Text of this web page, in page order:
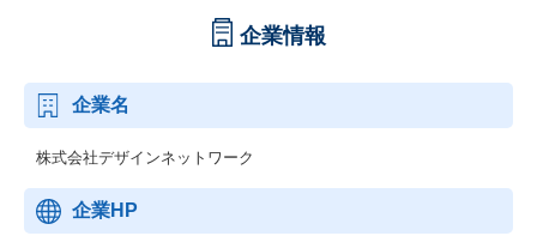
企業情報
企業名
株式会社デザインネットワーク
企業HP